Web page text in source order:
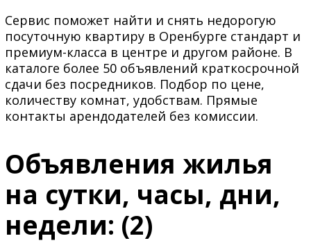
Сервис поможет найти и снять недорогую
посуточную квартиру в Оренбурге стандарт и
премиум-класса в центре и другом районе. В
каталоге более 50 объявлений краткосрочной
сдачи без посредников. Подбор по цене,
количеству комнат, удобствам. Прямые
контакты арендодателей без комиссии.
Объявления жилья
на сутки, часы, дни,
недели: (2)